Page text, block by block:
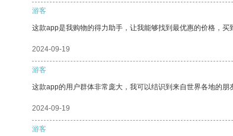
游客
这款app是我购物的得力助手，让我能够找到最优惠的价格，买
2024-09-19
游客
这款app的用户群体非常庞大，我可以结识到来自世界各地的朋
2024-09-19
游客